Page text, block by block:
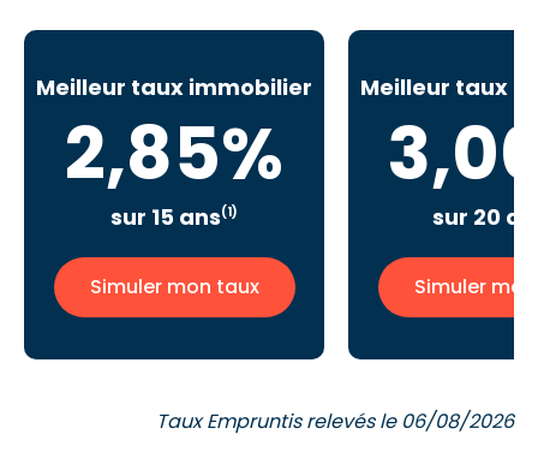
Meilleur taux immobilier
2,85%
sur 15 ans(1)
Simuler mon taux
Meilleur taux
sur 20
Simuler
Taux Empruntis relevés le 06/08/2026